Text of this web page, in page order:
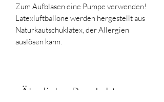
Zum Aufblasen eine Pumpe verwenden!
Latexluftballone werden hergestellt aus
Naturkautschuklatex, der Allergien
auslösen kann.
Ähnliche Produkte